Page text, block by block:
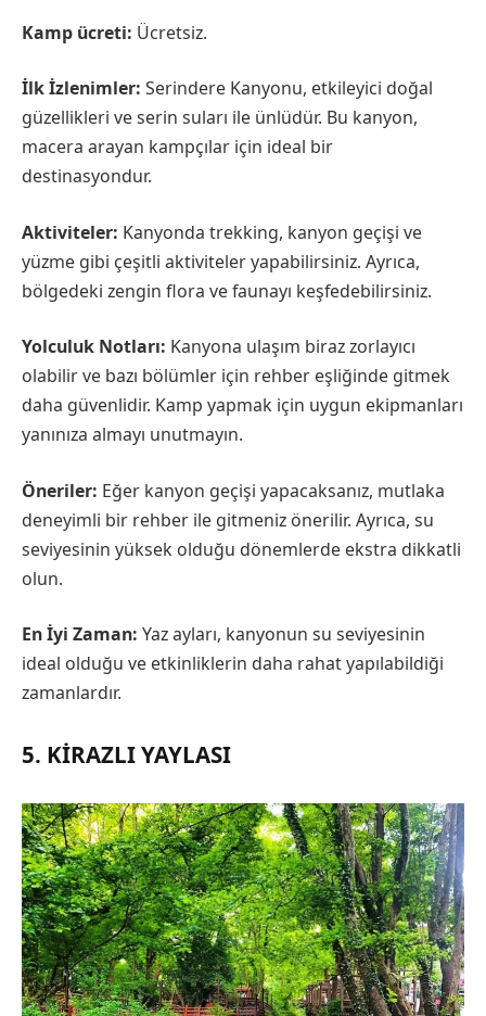
Kamp ücreti: Ücretsiz.
İlk İzlenimler: Serindere Kanyonu, etkileyici doğal
güzellikleri ve serin suları ile ünlüdür. Bu kanyon,
macera arayan kampçılar için ideal bir
destinasyondur.
Aktiviteler: Kanyonda trekking, kanyon geçişi ve
yüzme gibi çeşitli aktiviteler yapabilirsiniz. Ayrıca,
bölgedeki zengin flora ve faunayı keşfedebilirsiniz.
Yolculuk Notları: Kanyona ulaşım biraz zorlayıcı
olabilir ve bazı bölümler için rehber eşliğinde gitmek
daha güvenlidir. Kamp yapmak için uygun ekipmanları
yanınıza almayı unutmayın.
Öneriler: Eğer kanyon geçişi yapacaksanız, mutlaka
deneyimli bir rehber ile gitmeniz önerilir. Ayrıca, su
seviyesinin yüksek olduğu dönemlerde ekstra dikkatli
olun.
En İyi Zaman: Yaz ayları, kanyonun su seviyesinin
ideal olduğu ve etkinliklerin daha rahat yapılabildiği
zamanlardır.
5. KIRAZLI YAYLASI